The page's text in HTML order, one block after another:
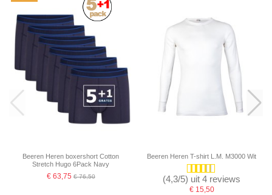
Beeren Heren boxershort Cotton
Stretch Hugo 6Pack Navy
€ 63,75€ 76,50
Beeren Heren T-shirt L.M. M3000 Wit
(4,3/5) uit 4 reviews
€ 15,50